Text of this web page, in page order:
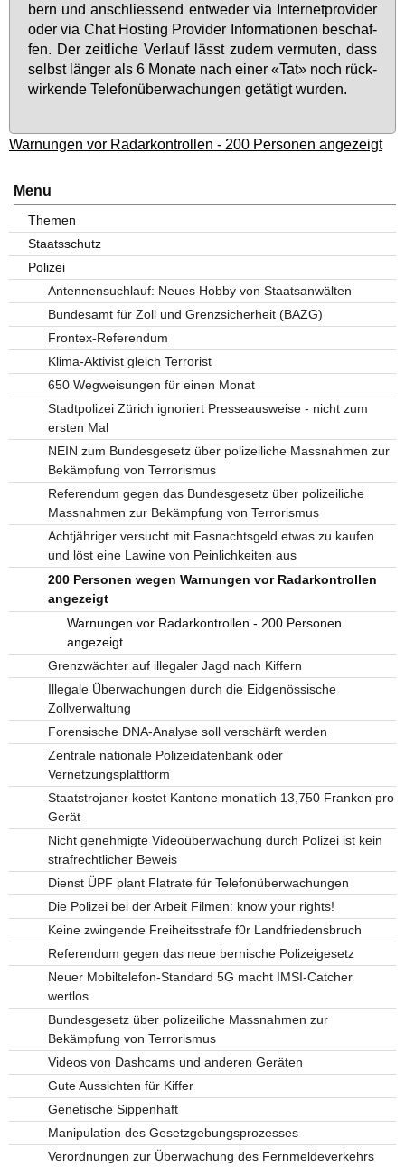
bern und an­schlies­send ent­we­der via In­ter­net­pro­vi­der
oder via Chat Hos­ting Pro­vi­der In­for­ma­tio­nen be­schaf­
fen. Der zeit­li­che Ver­lauf lässt zu­dem ver­mu­ten, dass
selbst län­ger als 6 Mo­na­te nach ei­ner «Tat» noch rück­
wir­ken­de Te­le­fon­über­wa­chun­gen ge­tä­tigt wur­den.
Warnungen vor Radarkontrollen - 200 Personen angezeigt
Menu
Themen
Staatsschutz
Polizei
Antennensuchlauf: Neues Hobby von Staatsanwälten
Bundesamt für Zoll und Grenzsicherheit (BAZG)
Frontex-Referendum
Klima-Aktivist gleich Terrorist
650 Wegweisungen für einen Monat
Stadtpolizei Zürich ignoriert Presseausweise - nicht zum
ersten Mal
NEIN zum Bundesgesetz über polizeiliche Massnahmen zur
Bekämpfung von Terrorismus
Referendum gegen das Bundesgesetz über polizeiliche
Massnahmen zur Bekämpfung von Terrorismus
Achtjähriger versucht mit Fasnachtsgeld etwas zu kaufen
und löst eine Lawine von Peinlichkeiten aus
200 Personen wegen Warnungen vor Radarkontrollen
angezeigt
Warnungen vor Radarkontrollen - 200 Personen
angezeigt
Grenzwächter auf illegaler Jagd nach Kiffern
Illegale Überwachungen durch die Eidgenössische
Zollverwaltung
Forensische DNA-Analyse soll verschärft werden
Zentrale nationale Polizeidatenbank oder
Vernetzungsplattform
Staatstrojaner kostet Kantone monatlich 13,750 Franken pro
Gerät
Nicht genehmigte Videoüberwachung durch Polizei ist kein
strafrechtlicher Beweis
Dienst ÜPF plant Flatrate für Telefonüberwachungen
Die Polizei bei der Arbeit Filmen: know your rights!
Keine zwingende Freiheitsstrafe f0r Landfriedensbruch
Referendum gegen das neue bernische Polizeigesetz
Neuer Mobiltelefon-Standard 5G macht IMSI-Catcher
wertlos
Bundesgesetz über polizeiliche Massnahmen zur
Bekämpfung von Terrorismus
Videos von Dashcams und anderen Geräten
Gute Aussichten für Kiffer
Genetische Sippenhaft
Manipulation des Gesetzgebungsprozesses
Verordnungen zur Überwachung des Fernmeldeverkehrs